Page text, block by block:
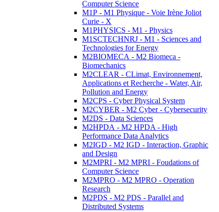
Computer Science
M1P - M1 Physique - Voie Irène Joliot
Curie - X
M1PHYSICS - M1 - Physics
M1SCTECHNRJ - M1 - Sciences and
Technologies for Energy
M2BIOMECA - M2 Biomeca -
Biomechanics
M2CLEAR - CLimat, Environnement,
Applications et Recherche - Water, Air,
Pollution and Energy
M2CPS - Cyber Physical System
M2CYBER - M2 Cyber - Cybersecurity
M2DS - Data Sciences
M2HPDA - M2 HPDA - High
Performance Data Analytics
M2IGD - M2 IGD - Interaction, Graphic
and Design
M2MPRI - M2 MPRI - Foudations of
Computer Science
M2MPRO - M2 MPRO - Operation
Research
M2PDS - M2 PDS - Parallel and
Distributed Systems